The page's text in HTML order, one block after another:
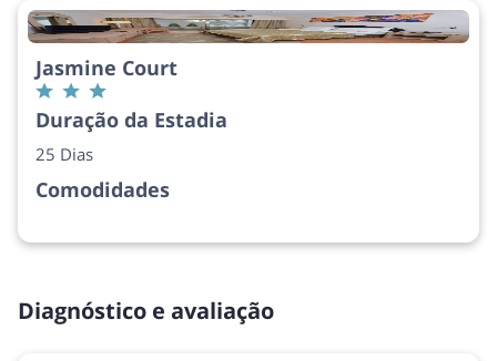
Jasmine Court
Duração da Estadia
25 Dias
Comodidades
Diagnóstico e avaliação